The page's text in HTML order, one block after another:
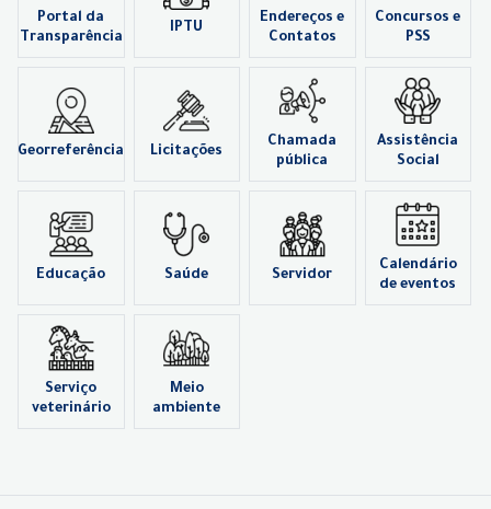
Portal da
Transparência
IPTU
Endereços e
Contatos
Concursos e
PSS
Georreferência Licitações
Chamada
pública
Assistência
Social
Educação Saúde Servidor
Calendário
de eventos
Serviço
veterinário
Meio
ambiente